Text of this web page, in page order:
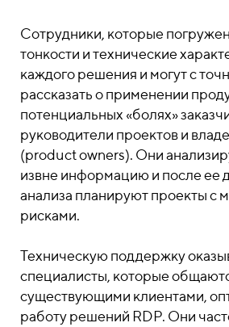
Сотрудники, которые
тонкости и технические
каждого решения и могут с
рассказать о применении
потенциальных «болях»
руководители проектов и
(product owners). Они
извне информацию и после ее
анализа планируют проекты с
рисками.
Техническую поддержку
специалисты, которые
существующими клиентами,
работу решений RDP. Они